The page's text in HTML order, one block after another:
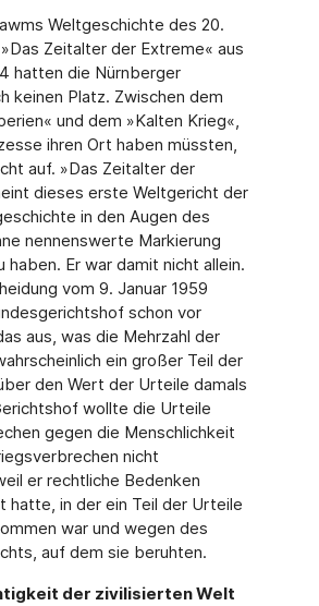
Weltgeschichte des 20.
Zeitalter der Extreme« aus
hatten die Nürnberger
keinen Platz. Zwischen dem
und dem »Kalten Krieg«,
ihren Ort haben müssten,
auf. »Das Zeitalter der
dieses erste Weltgericht der
in den Augen des
nennenswerte Markierung
haben. Er war damit nicht allein.
vom 9. Januar 1959
schon vor
aus, was die Mehrzahl der
ein großer Teil der
den Wert der Urteile damals
wollte die Urteile
gegen die Menschlichkeit
nicht
er rechtliche Bedenken
hatte, in der ein Teil der Urteile
war und wegen des
auf dem sie beruhten.
der zivilisierten Welt